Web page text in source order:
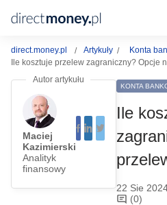
direct.money.pl Artykuły
Konta
Ile kosztuje przelew zagraniczny? Opcje
Maciej
Kazimierski
Analityk
finansowy
KONTA
Ile
22 Sie
(0)